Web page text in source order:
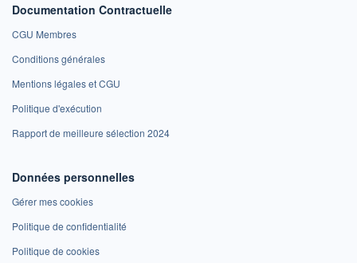
Documentation Contractuelle
CGU Membres
Conditions générales
Mentions légales et CGU
Politique d'exécution
Rapport de meilleure sélection 2024
Données personnelles
Gérer mes cookies
Politique de confidentialité
Politique de cookies